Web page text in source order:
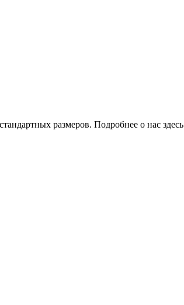
размеров. Подробнее о нас здесь